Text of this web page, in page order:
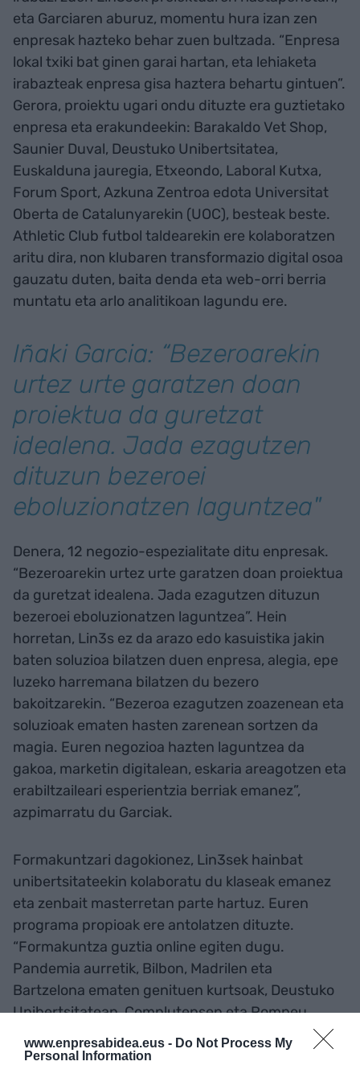
www.enpresabidea.eus - Do Not Process My
Personal Information
eta Garciaren aburuz, momentu hura izan zen
enpresak hazteko behar zuen bultzada. “Enpresa
lokal txiki bat ginen garai hartan, eta lehiaketa
irabazteak enpresa gisa haztera behartu gintuen”.
Gerora, proiektu ugari ondu dituzte era guztietako
enpresa eta erakundeekin: Barakaldo Vet Shop,
Saunier Duval, Deustuko Unibertsitatea,
Euskalduna jauregia, Etxeondo, Laboral Kutxa,
Forum Sport, Azkuna Zentroa edota Universitat
Oberta de Catalunyarekin (UOC), besteak beste.
Athletic Club futbol taldearekin ere kolaboratzen
aritu dira, non klubaren transformazio digital osoa
gauzatu duten, baita denda eta web-orri berria
muntatu eta arlo analitikoan lagundu ere.
Iñaki Garcia: “Bezeroarekin
urtez urte garatzen doan
proiektua da guretzat
idealena. Jada ezagutzen
dituzun bezeroei
eboluzionatzen laguntzea"
Denera, 12 negozio-espezialitate ditu enpresak.
“Bezeroarekin urtez urte garatzen doan proiektua
da guretzat idealena. Jada ezagutzen dituzun
bezeroei eboluzionatzen laguntzea”. Hein
horretan, Lin3s ez da arazo edo kasuistika jakin
baten soluzioa bilatzen duen enpresa, alegia, epe
luzeko harremana bilatzen du bezero
bakoitzarekin. “Bezeroa ezagutzen zoazenean eta
soluzioak ematen hasten zarenean sortzen da
magia. Euren negozioa hazten laguntzea da
gakoa, marketin digitalean, eskaria areagotzen eta
erabiltzaileari esperientzia berriak emanez”,
azpimarratu du Garciak.
Formakuntzari dagokionez, Lin3sek hainbat
unibertsitateekin kolaboratu du klaseak emanez
eta zenbait masterretan parte hartuz. Euren
programa propioak ere antolatzen dituzte.
“Formakuntza guztia online egiten dugu.
Pandemia aurretik, Bilbon, Madrilen eta
Bartzelona ematen genituen kurtsoak, Deustuko
Unibertsitatean, Complutensen eta Pompeu
Fabran, hurrenez hurren”, adierazi du.